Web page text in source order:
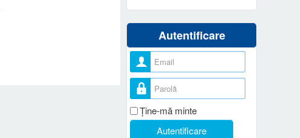
Autentificare
Nume utilizator
Parolă
Ţine-mă minte
Autentificare